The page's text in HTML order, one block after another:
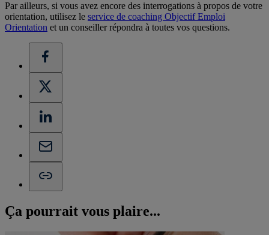
Par ailleurs, si vous avez encore des interrogations à propos de votre
orientation, utilisez le service de coaching Objectif Emploi
Orientation et un conseiller répondra à toutes vos questions.
Ça pourrait vous plaire...